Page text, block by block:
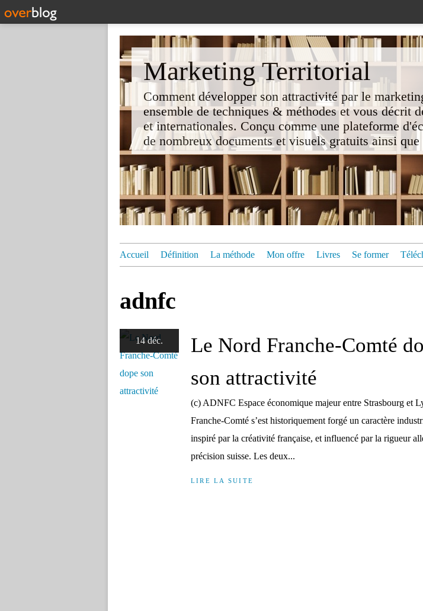
Marketing Territorial
Comment développer son attractivité par le
ensemble de techniques & méthodes et vous décrit
et internationales. Conçu comme une plateforme
de nombreux documents et visuels gratuits ainsi
Accueil Définition La méthode Mon offre Livres Se former
adnfc
14 déc.
Le Nord Franche-Comté
son attractivité
(c) ADNFC Espace économique majeur entre Strasbourg et
Franche-Comté s’est historiquement forgé un caractère
inspiré par la créativité française, et influencé par la rigueur
précision suisse. Les deux...
LIRE LA SUITE